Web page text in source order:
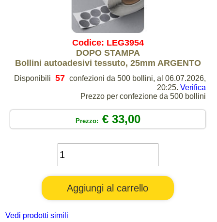
Codice: LEG3954
DOPO STAMPA
Bollini autoadesivi tessuto, 25mm ARGENTO
Disponibili 57 confezioni da 500 bollini, al 06.07.2026,
20:25. Verifica
Prezzo per confezione da 500 bollini
Prezzo: € 33,00
Vedi prodotti simili